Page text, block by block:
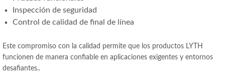
Inspección de seguridad
Control de calidad de final de línea
Este compromiso con la calidad permite que los productos LYTH
funcionen de manera confiable en aplicaciones exigentes y entornos
desafiantes..